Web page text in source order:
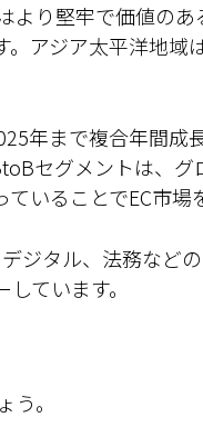
り堅牢で価値のあ
アジア太平洋地域
年まで複合年間成
セグメントは、
いることでEC市場
ジタル、法務などの
ています。
。